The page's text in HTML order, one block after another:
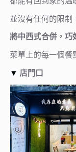
並沒有任何的限制
將中西式合併，巧
菜單上的每一個餐
▼ 店門口